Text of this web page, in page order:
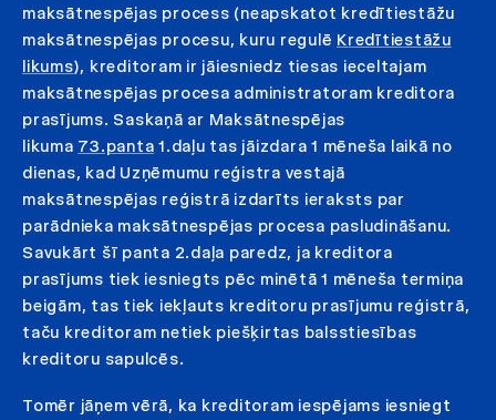
maksātnespējas process (neapskatot kredītiestāžu
maksātnespējas procesu, kuru regulē Kredītiestāžu
likums), kreditoram ir jāiesniedz tiesas ieceltajam
maksātnespējas procesa administratoram kreditora
prasījums. Saskaņā ar Maksātnespējas
likuma 73.panta 1.daļu tas jāizdara 1 mēneša laikā no
dienas, kad Uzņēmumu reģistra vestajā
maksātnespējas reģistrā izdarīts ieraksts par
parādnieka maksātnespējas procesa pasludināšanu.
Savukārt šī panta 2.daļa paredz, ja kreditora
prasījums tiek iesniegts pēc minētā 1 mēneša termiņa
beigām, tas tiek iekļauts kreditoru prasījumu reģistrā,
taču kreditoram netiek piešķirtas balsstiesības
kreditoru sapulcēs.
Tomēr jāņem vērā, ka kreditoram iespējams iesniegt